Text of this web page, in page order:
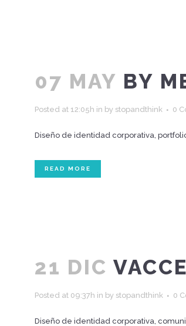
07 MAY BY
Posted at 12:05h in by stopandthink 0
Diseño de identidad corporativa,
READ MORE
21 DIC
Posted at 09:37h in by stopandthink 0
Diseño de identidad corporativa,